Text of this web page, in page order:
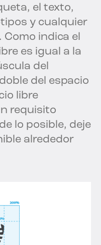
el texto,
y cualquier
indica el
es igual a la
del
del espacio
libre
requisito
lo posible, deje
alrededor